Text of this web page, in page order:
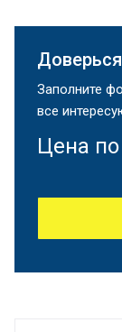
Заполните
все
Цена